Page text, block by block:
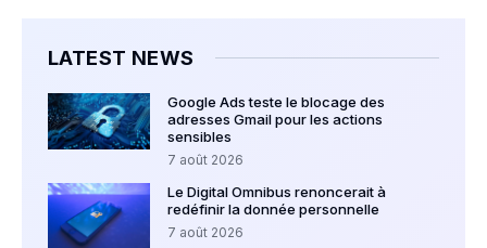
LATEST NEWS
Google Ads teste le blocage des
adresses Gmail pour les actions
sensibles
7 août 2026
Le Digital Omnibus renoncerait à
redéfinir la donnée personnelle
7 août 2026